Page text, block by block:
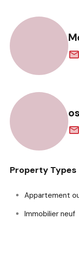
Property Types
Appartement
Immobilier neuf